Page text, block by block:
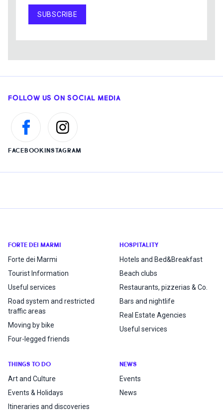
SUBSCRIBE
FOLLOW US ON SOCIAL MEDIA
FACEBOOKINSTAGRAM
FORTE DEI MARMI
Forte dei Marmi
Tourist Information
Useful services
Road system and restricted
traffic areas
Moving by bike
Four-legged friends
HOSPITALITY
Hotels and Bed&Breakfast
Beach clubs
Restaurants, pizzerias & Co.
Bars and nightlife
Real Estate Agencies
Useful services
THINGS TO DO
Art and Culture
Events & Holidays
Itineraries and discoveries
NEWS
Events
News